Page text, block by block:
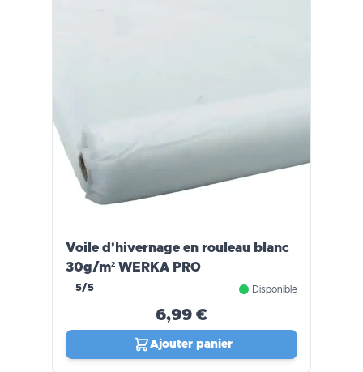
Voile d'hivernage en rouleau blanc
30g/m² WERKA PRO
5/5 Disponible
6,99 €
Ajouter panier